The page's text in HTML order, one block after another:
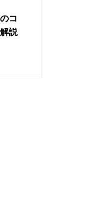
コ
説